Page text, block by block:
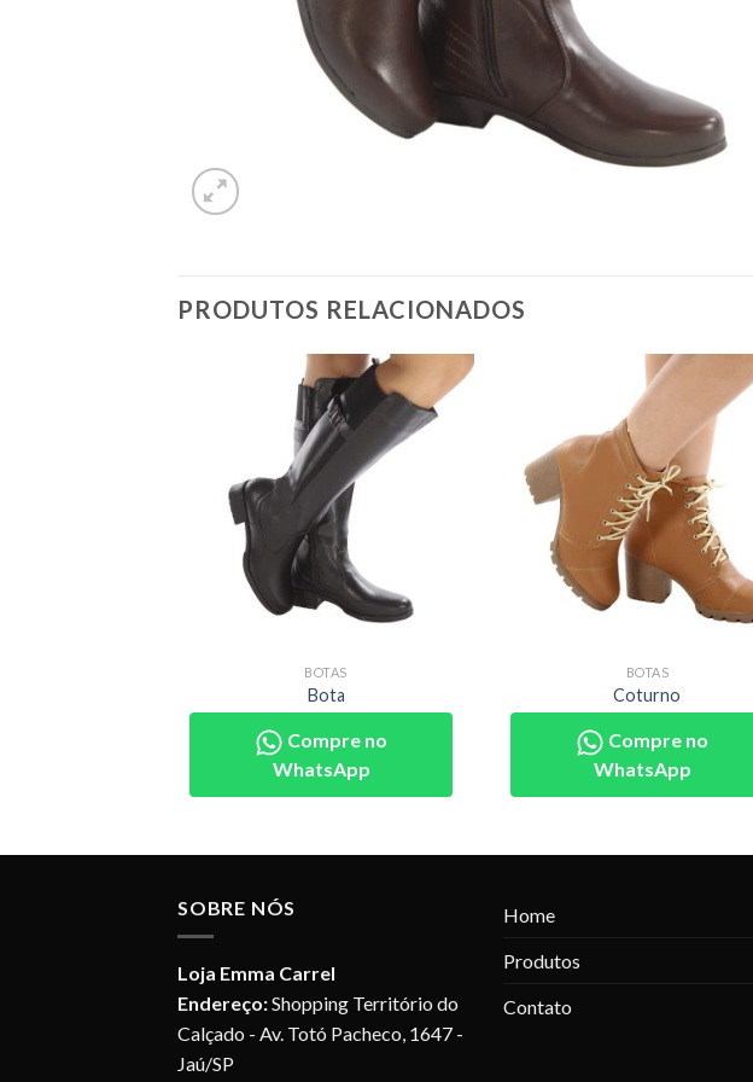
PRODUTOS RELACIONADOS
BOTAS
Bota
Compre no
WhatsApp
BOTAS
Coturno
Compre no
WhatsApp
SOBRE NÓS
Loja Emma Carrel
Endereço:Shopping Território do
Calçado - Av. Totó Pacheco, 1647 -
Jaú/SP
Home
Produtos
Contato